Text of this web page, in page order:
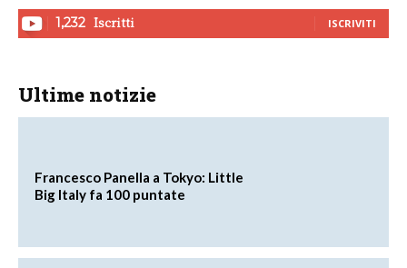
1,232 Iscritti ISCRIVITI
Ultime notizie
Francesco Panella a Tokyo: Little
Big Italy fa 100 puntate